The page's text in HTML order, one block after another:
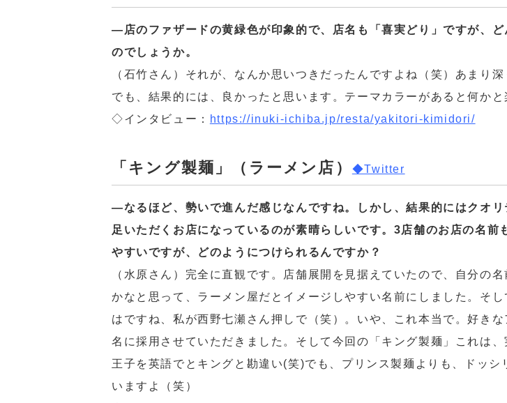
―店のファザードの黄緑色が印象的で、店名も「喜実どり」ですが、ど
のでしょうか。
（石竹さん）それが、なんか思いつきだったんですよね（笑）あまり深
でも、結果的には、良かったと思います。テーマカラーがあると何かと
◇インタビュー：
https://inuki-ichiba.jp/resta/yakitori-kimidori/
「キング製麺」（ラーメン店） ◆Twitter
―なるほど、勢いで進んだ感じなんですね。しかし、結果的にはクオ
足いただくお店になっているのが素晴らしいです。3店舗のお店の名前
やすいですが、どのようにつけられるんですか？
（水原さん）完全に直観です。店舗展開を見据えていたので、自分の
かなと思って、ラーメン屋だとイメージしやすい名前にしました。そ
はですね、私が西野七瀬さん押しで（笑）。いや、これ本当で。好き
名に採用させていただきました。そして今回の「キング製麺」これは
王子を英語でとキングと勘違い(笑)でも、プリンス製麺よりも、ドッシ
いますよ（笑）